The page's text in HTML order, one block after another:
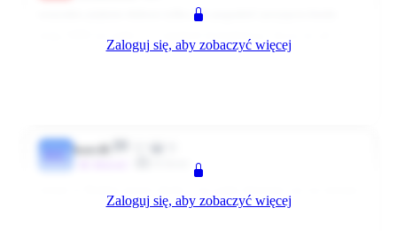
wszystko pięknie dobrze tylko jak pogodzić przyjęcia kiedy
godzinke razem jesteśmy i jest ciężko nie widze kompletacji i
Zaloguj się, aby zobaczyć więcej
BE
????? jak to jest ????
Zaloguj się, aby zobaczyć więcej